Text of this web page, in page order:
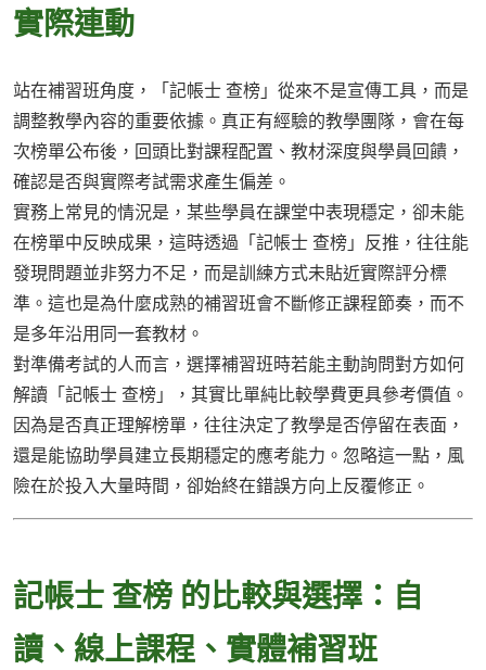
實際連動
站在補習班角度，「記帳士 查榜」從來不是宣傳工具，而是
調整教學內容的重要依據。真正有經驗的教學團隊，會在每
次榜單公布後，回頭比對課程配置、教材深度與學員回饋，
確認是否與實際考試需求產生偏差。
實務上常見的情況是，某些學員在課堂中表現穩定，卻未能
在榜單中反映成果，這時透過「記帳士 查榜」反推，往往能
發現問題並非努力不足，而是訓練方式未貼近實際評分標
準。這也是為什麼成熟的補習班會不斷修正課程節奏，而不
是多年沿用同一套教材。
對準備考試的人而言，選擇補習班時若能主動詢問對方如何
解讀「記帳士 查榜」，其實比單純比較學費更具參考價值。
因為是否真正理解榜單，往往決定了教學是否停留在表面，
還是能協助學員建立長期穩定的應考能力。忽略這一點，風
險在於投入大量時間，卻始終在錯誤方向上反覆修正。
記帳士 查榜 的比較與選擇：自
讀、線上課程、實體補習班